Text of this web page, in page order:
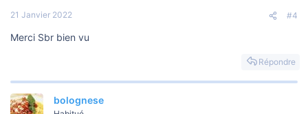
21 Janvier 2022 #4
Merci Sbr bien vu
Répondre
bolognese